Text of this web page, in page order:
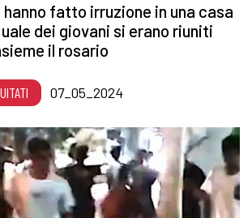
fatto irruzione in una casa
dei giovani si erano riuniti
il rosario
07_05_2024